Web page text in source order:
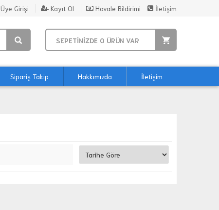
Üye Girişi Kayıt Ol Havale Bildirimi İletişim
SEPETİNİZDE 0 ÜRÜN VAR
Sipariş Takip Hakkımızda İletişim